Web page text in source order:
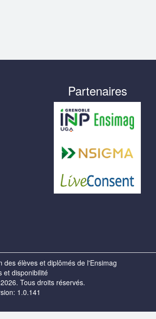
Partenaires
des élèves et diplômés de l'Ensimag
et disponibilité
Tous droits réservés.
1.0.141